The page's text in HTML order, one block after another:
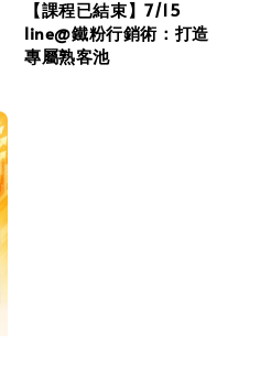
【課程已結束】7/15
line@鐵粉行銷術：打造
專屬熟客池